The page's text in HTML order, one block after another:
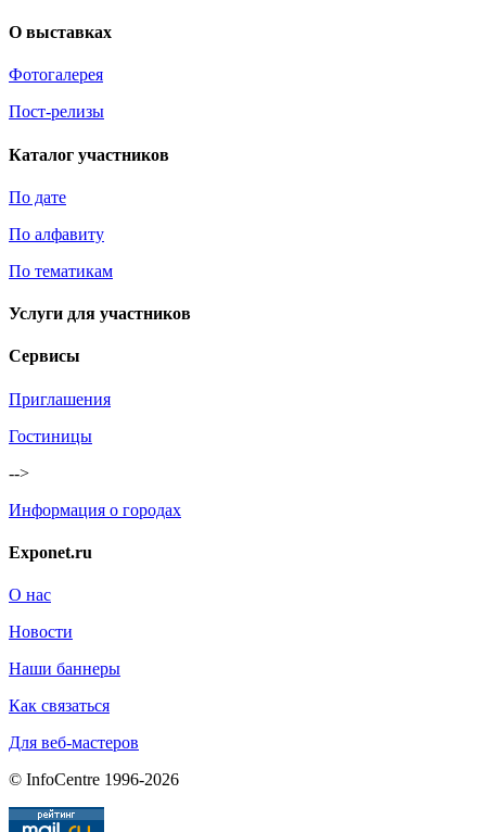
О выставках
Фотогалерея
Пост-релизы
Каталог участников
По дате
По алфавиту
По тематикам
Услуги для участников
Сервисы
Приглашения
Гостиницы
-->
Информация о городах
Exponet.ru
О нас
Новости
Наши баннеры
Как связаться
Для веб-мастеров
© InfoCentre 1996-2026